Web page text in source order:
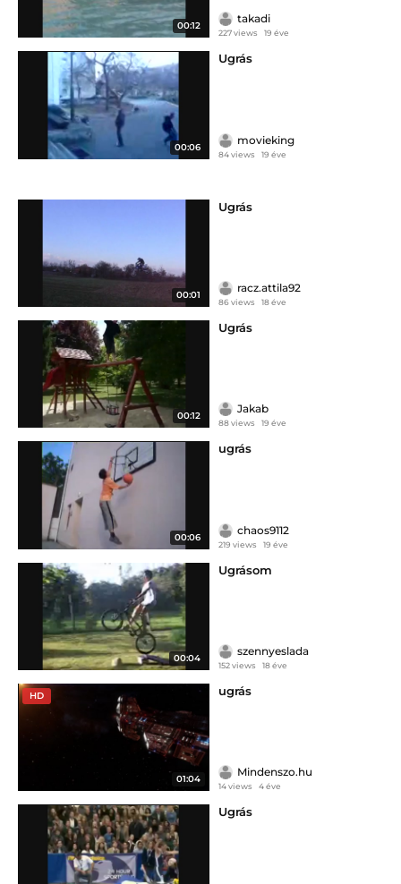
00:12
takadi
227 views 19 éve
00:06
Ugrás
movieking
84 views 19 éve
00:01
Ugrás
racz.attila92
86 views 18 éve
00:12
Ugrás
Jakab
88 views 19 éve
00:06
ugrás
chaos9112
219 views 19 éve
00:04
Ugrásom
szennyeslada
152 views 18 éve
HD
01:04
ugrás
Mindenszo.hu
14 views 4 éve
Ugrás